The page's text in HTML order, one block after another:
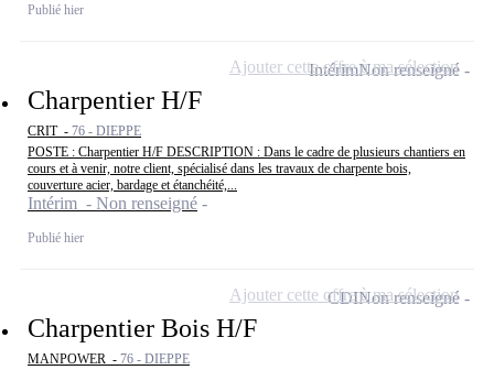
Publié hier
Charpentier H/F
CRIT - 76 - DIEPPE
POSTE : Charpentier H/F DESCRIPTION : Dans le cadre de plusieurs chantiers en
cours et à venir, notre client, spécialisé dans les travaux de charpente bois,
couverture acier, bardage et étanchéité,...
Intérim - Non renseigné
Publié hier
IntérimNon renseigné
Ajouter cette offre à ma sélection
Charpentier Bois H/F
MANPOWER - 76 - DIEPPE
CDINon renseigné
Ajouter cette offre à ma sélection